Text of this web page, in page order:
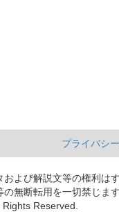
プライバシ
よび解説文等の権利は
無断転用を一切禁じます
Reserved.